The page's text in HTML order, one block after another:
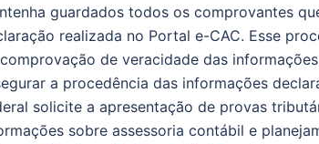
guardados todos os comprovantes
realizada no Portal e-CAC. Esse
de veracidade das
a procedência das informações
solicite a apresentação de provas
sobre assessoria contábil e